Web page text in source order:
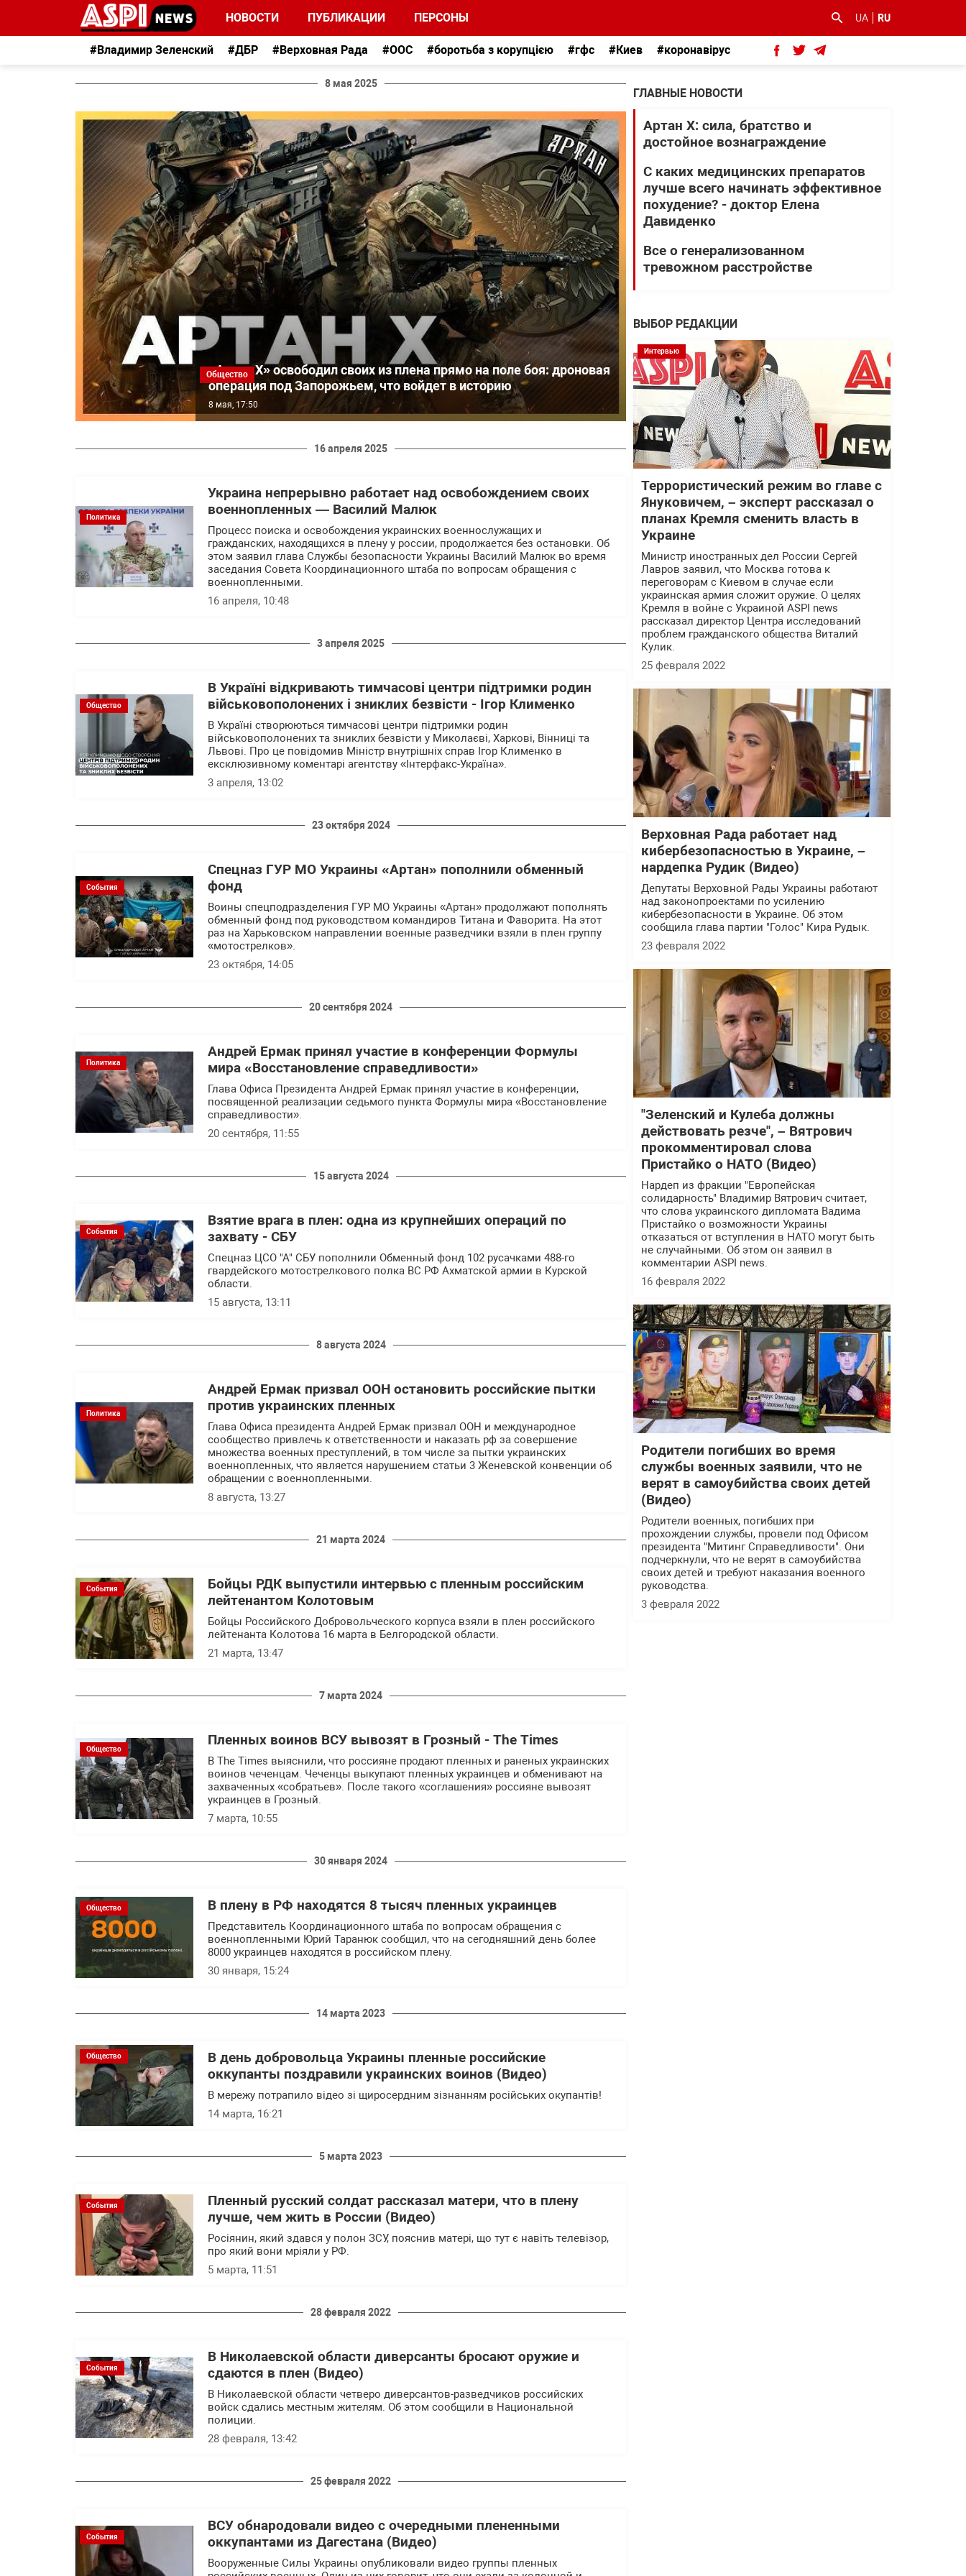
НОВОСТИ ПУБЛИКАЦИИ ПЕРСОНЫ UA RU
#Владимир Зеленский #ДБР #Верховная Рада #ООС #боротьба з корупцією #гфс #Киев #коронавірус
8 мая 2025
Общество
«Артан Х» освободил своих из плена прямо на поле боя: дроновая
операция под Запорожьем, что войдет в историю
8 мая, 17:50
16 апреля 2025
Политика
Украина непрерывно работает над освобождением своих
военнопленных — Василий Малюк
Процесс поиска и освобождения украинских военнослужащих и
гражданских, находящихся в плену у россии, продолжается без остановки. Об
этом заявил глава Службы безопасности Украины Василий Малюк во время
заседания Совета Координационного штаба по вопросам обращения с
военнопленными.
16 апреля, 10:48
3 апреля 2025
Общество
В Україні відкривають тимчасові центри підтримки родин
військовополонених і зниклих безвісти - Ігор Клименко
В Україні створюються тимчасові центри підтримки родин
військовополонених та зниклих безвісти у Миколаєві, Харкові, Вінниці та
Львові. Про це повідомив Міністр внутрішніх справ Ігор Клименко в
ексклюзивному коментарі агентству «Інтерфакс-Україна».
3 апреля, 13:02
23 октября 2024
События
Спецназ ГУР МО Украины «Артан» пополнили обменный
фонд
Воины спецподразделения ГУР МО Украины «Артан» продолжают пополнять
обменный фонд под руководством командиров Титана и Фаворита. На этот
раз на Харьковском направлении военные разведчики взяли в плен группу
«мотострелков».
23 октября, 14:05
20 сентября 2024
Политика
Андрей Ермак принял участие в конференции Формулы
мира «Восстановление справедливости»
Глава Офиса Президента Андрей Ермак принял участие в конференции,
посвященной реализации седьмого пункта Формулы мира «Восстановление
справедливости».
20 сентября, 11:55
15 августа 2024
События
Взятие врага в плен: одна из крупнейших операций по
захвату - СБУ
Спецназ ЦСО "А" СБУ пополнили Обменный фонд 102 русачками 488-го
гвардейского мотострелкового полка ВС РФ Ахматской армии в Курской
области.
15 августа, 13:11
8 августа 2024
Политика
Андрей Ермак призвал ООН остановить российские пытки
против украинских пленных
Глава Офиса президента Андрей Ермак призвал ООН и международное
сообщество привлечь к ответственности и наказать рф за совершение
множества военных преступлений, в том числе за пытки украинских
военнопленных, что является нарушением статьи 3 Женевской конвенции об
обращении с военнопленными.
8 августа, 13:27
21 марта 2024
События
Бойцы РДК выпустили интервью с пленным российским
лейтенантом Колотовым
Бойцы Российского Добровольческого корпуса взяли в плен российского
лейтенанта Колотова 16 марта в Белгородской области.
21 марта, 13:47
7 марта 2024
Общество
Пленных воинов ВСУ вывозят в Грозный - Thе Times
В The Times выяснили, что россияне продают пленных и раненых украинских
воинов чеченцам. Чеченцы выкупают пленных украинцев и обменивают на
захваченных «собратьев». После такого «соглашения» россияне вывозят
украинцев в Грозный.
7 марта, 10:55
30 января 2024
Общество В плену в РФ находятся 8 тысяч пленных украинцев
Представитель Координационного штаба по вопросам обращения с
военнопленными Юрий Таранюк сообщил, что на сегодняшний день более
8000 украинцев находятся в российском плену.
30 января, 15:24
14 марта 2023
Общество
В день добровольца Украины пленные российские
оккупанты поздравили украинских воинов (Видео)
В мережу потрапило відео зі щиросердним зізнанням російських окупантів!
14 марта, 16:21
5 марта 2023
События
Пленный русский солдат рассказал матери, что в плену
лучше, чем жить в России (Видео)
Росіянин, який здався у полон ЗСУ, пояснив матері, що тут є навіть телевізор,
про який вони мріяли у РФ.
5 марта, 11:51
28 февраля 2022
События
В Николаевской области диверсанты бросают оружие и
сдаются в плен (Видео)
В Николаевской области четверо диверсантов-разведчиков российских
войск сдались местным жителям. Об этом сообщили в Национальной
полиции.
28 февраля, 13:42
25 февраля 2022
События
ВСУ обнародовали видео с очередными плененными
оккупантами из Дагестана (Видео)
Вооруженные Силы Украины опубликовали видео группы пленных
ГЛАВНЫЕ НОВОСТИ
Артан Х: сила, братство и
достойное вознаграждение
С каких медицинских препаратов
лучше всего начинать эффективное
похудение? - доктор Елена
Давиденко
Все о генерализованном
тревожном расстройстве
ВЫБОР РЕДАКЦИИ
Интервью
Террористический режим во главе с
Януковичем, – эксперт рассказал о
планах Кремля сменить власть в
Украине
Министр иностранных дел России Сергей
Лавров заявил, что Москва готова к
переговорам с Киевом в случае если
украинская армия сложит оружие. О целях
Кремля в войне с Украиной ASPI news
рассказал директор Центра исследований
проблем гражданского общества Виталий
Кулик.
25 февраля 2022
Верховная Рада работает над
кибербезопасностью в Украине, –
нардепка Рудик (Видео)
Депутаты Верховной Рады Украины работают
над законопроектами по усилению
кибербезопасности в Украине. Об этом
сообщила глава партии "Голос" Кира Рудык.
23 февраля 2022
"Зеленский и Кулеба должны
действовать резче", – Вятрович
прокомментировал слова
Пристайко о НАТО (Видео)
Нардеп из фракции "Европейская
солидарность" Владимир Вятрович считает,
что слова украинского дипломата Вадима
Пристайко о возможности Украины
отказаться от вступления в НАТО могут быть
не случайными. Об этом он заявил в
комментарии ASPI news.
16 февраля 2022
Родители погибших во время
службы военных заявили, что не
верят в самоубийства своих детей
(Видео)
Родители военных, погибших при
прохождении службы, провели под Офисом
президента "Митинг Справедливости". Они
подчеркнули, что не верят в самоубийства
своих детей и требуют наказания военного
руководства.
3 февраля 2022